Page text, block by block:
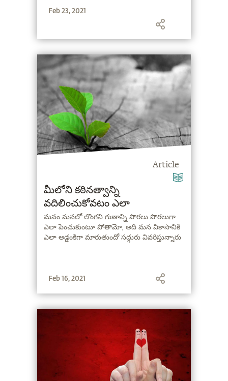
Feb 23, 2021
Article
మీలోని కఠినత్వాన్ని
వదిలించుకోవటం ఎలా
మనం మనలో లొంగని గుణాన్ని పొరలు పొరలుగా
ఎలా పెంచుకుంటూ పోతామో, అది మన వికాసానికి
ఎలా అడ్డంకిగా మారుతుందో సద్గురు వివరిస్తున్నారు
Feb 16, 2021